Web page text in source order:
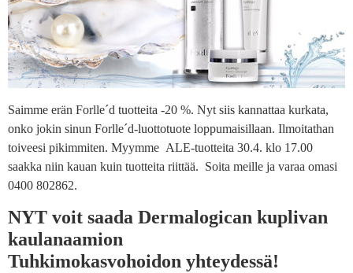
Saimme erän Forlle´d tuotteita -20 %. Nyt siis kannattaa kurkata,
onko jokin sinun Forlle´d-luottotuote loppumaisillaan. Ilmoitathan
toiveesi pikimmiten. Myymme ALE-tuotteita 30.4. klo 17.00
saakka niin kauan kuin tuotteita riittää. Soita meille ja varaa omasi
0400 802862.
NYT voit saada Dermalogican kuplivan
kaulanaamion
Tuhkimokasvohoidon yhteydessä!